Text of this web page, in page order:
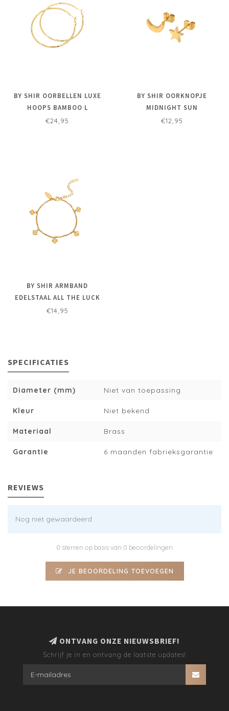
BY SHIR OORBELLEN LUXE
HOOPS BAMBOO L
€24,95
BY SHIR OORKNOPJE
MIDNIGHT SUN
€12,95
BY SHIR ARMBAND
EDELSTAAL ALL THE LUCK
€14,95
SPECIFICATIES
Diameter (mm) Niet van toepassing
Kleur Niet bekend
Materiaal Brass
Garantie 6 maanden fabrieksgarantie
REVIEWS
Nog niet gewaardeerd
0 sterren op basis van 0 beoordelingen
JE BEOORDELING TOEVOEGEN
ONTVANG ONZE NIEUWSBRIEF!
Schrijf je in en ontvang de laatste updates!